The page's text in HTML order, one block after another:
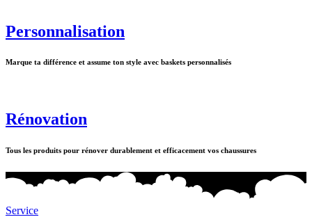
Personnalisation
Marque ta différence et assume ton style avec baskets personnalisés
Rénovation
Tous les produits pour rénover durablement et efficacement vos chaussures
Service